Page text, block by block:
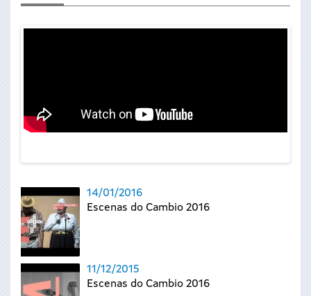
14/01/2016
Escenas do Cambio 2016
11/12/2015
Escenas do Cambio 2016